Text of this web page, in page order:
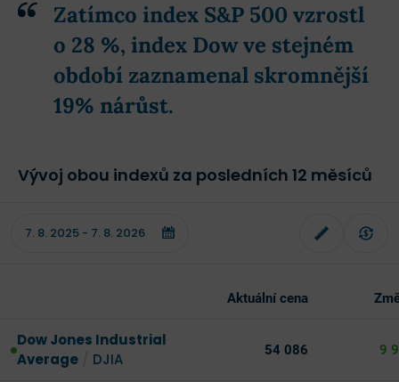
Zatímco index S&P 500 vzrostl
o 28 %, index Dow ve stejném
období zaznamenal skromnější
19% nárůst.
Vývoj obou indexů za posledních 12 měsíců
Aktuální cena
Dow Jones Industrial
Average
DJIA 54 086 9